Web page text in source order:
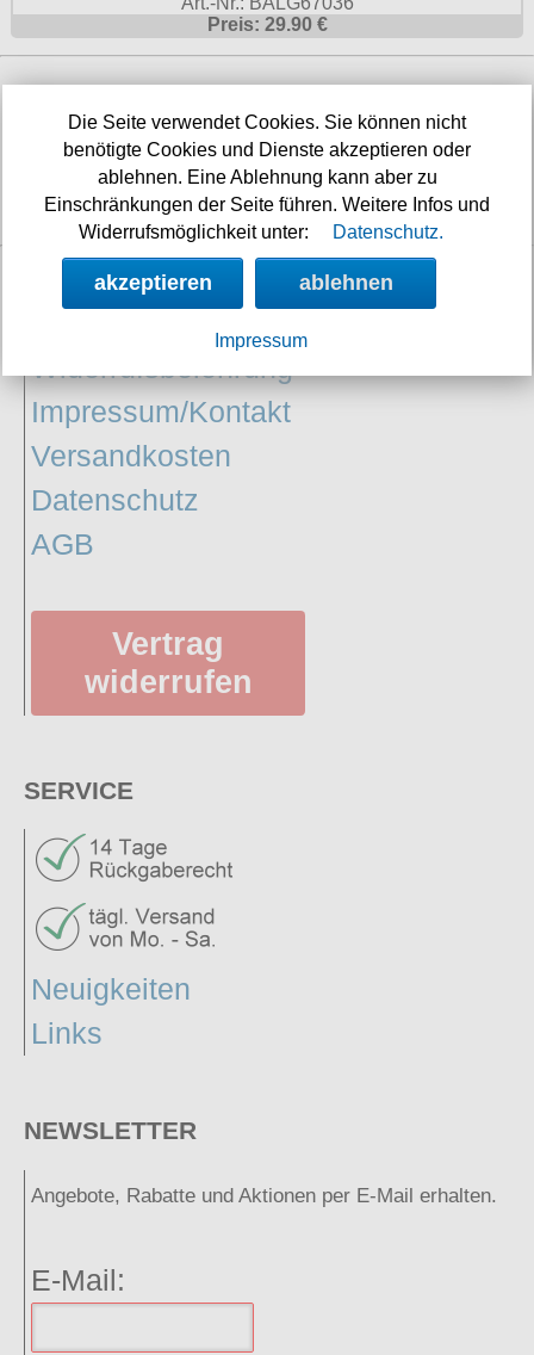
Preis: 29.90 €
Shop aktualisiert am:
08.08.2026
Nächste Auslieferung in:
9h 9m 45s
INFORMATIONEN
Widerrufsbelehrung
Impressum/Kontakt
Versandkosten
Datenschutz
AGB
Vertrag
widerrufen
SERVICE
Neuigkeiten
Links
NEWSLETTER
Angebote, Rabatte und Aktionen per E-Mail erhalten.
E-Mail:
Die Seite verwendet Cookies. Sie können nicht
benötigte Cookies und Dienste akzeptieren oder
ablehnen. Eine Ablehnung kann aber zu
Einschränkungen der Seite führen. Weitere Infos und
Widerrufsmöglichkeit unter:
Datenschutz.
akzeptieren ablehnen
Impressum